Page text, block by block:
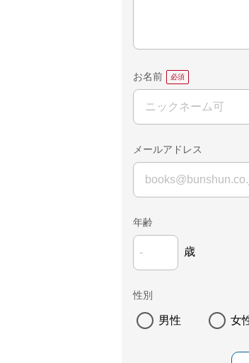
お名前
メールアドレス
年齢
歳
性別
男性 女